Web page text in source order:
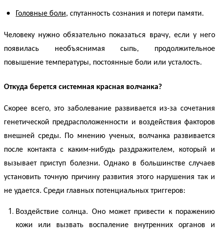
Головные боли, спутанность сознания и потери памяти.
Человеку нужно обязательно показаться врачу, если у него
появилась необъяснимая сыпь, продолжительное
повышение температуры, постоянные боли или усталость.
Откуда берется системная красная волчанка?
Скорее всего, это заболевание развивается из-за сочетания
генетической предрасположенности и воздействия факторов
внешней среды. По мнению ученых, волчанка развивается
после контакта с каким-нибудь раздражителем, который и
вызывает приступ болезни. Однако в большинстве случаев
установить точную причину развития этого нарушения так и
не удается. Среди главных потенциальных триггеров:
Воздействие солнца. Оно может привести к поражению
кожи или вызвать воспаление внутренних органов и